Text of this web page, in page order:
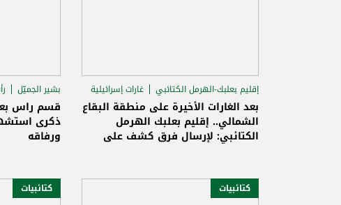
إقليم بعلبك-الهرمل الكتائبي غارات إسرائيلية
بعد الغارات الأخيرة على منطقة البقاع
الشمالي.. إقليم بعلبك الهرمل
الكتائبي: لإرسال فرق كشف على
بشير الجميّل
إقليم بعلبك-
قسم راس
ذكرى
ورفاقه
كتائبيات كتائبيات